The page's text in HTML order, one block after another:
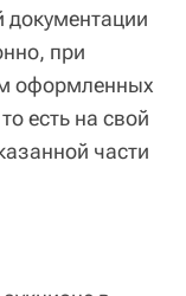
документации
при
оформленных
есть на свой
части